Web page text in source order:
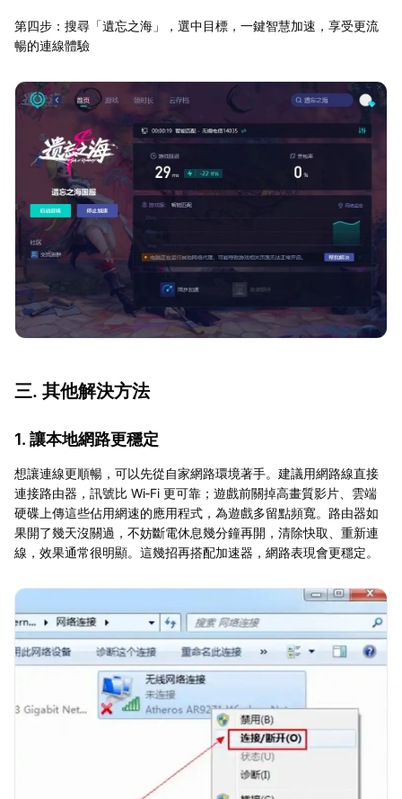
第四步：搜尋「遺忘之海」，選中目標，一鍵智慧加速，享受更流
暢的連線體驗
三. 其他解決方法
1. 讓本地網路更穩定
想讓連線更順暢，可以先從自家網路環境著手。建議用網路線直接
連接路由器，訊號比 Wi‑Fi 更可靠；遊戲前關掉高畫質影片、雲端
硬碟上傳這些佔用網速的應用程式，為遊戲多留點頻寬。路由器如
果開了幾天沒關過，不妨斷電休息幾分鐘再開，清除快取、重新連
線，效果通常很明顯。這幾招再搭配加速器，網路表現會更穩定。